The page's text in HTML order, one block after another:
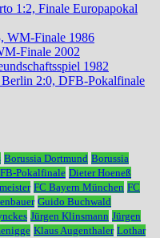
1:2, Finale Europapokal
WM-Finale 1986
Finale 2002
1982
2:0, DFB-Pokalfinale
Borussia Dortmund Borussia
Pokalfinale Dieter Hoeneß
FC Bayern München FC
Guido Buchwald
Jürgen Klinsmann Jürgen
Klaus Augenthaler Lothar